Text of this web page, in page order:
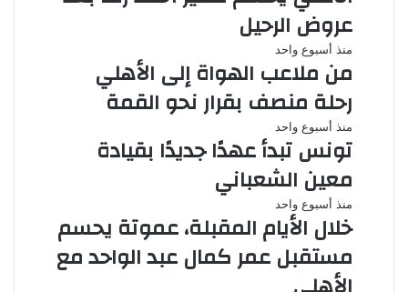
عروض الرحيل
منذ أسبوع واحد
من ملاعب الهواة إلى الأهلي
رحلة منصف بقرار نحو القمة
منذ أسبوع واحد
تونس تبدأ عهدًا جديدًا بقيادة
معين الشعباني
منذ أسبوع واحد
خلال الأيام المقبلة، عموتة يحسم
مستقبل عمر كمال عبد الواحد مع